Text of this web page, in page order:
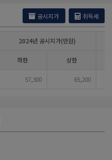
공시지가 취득세
2024년 공시지가(만원)
하한 상한
57,300 65,200